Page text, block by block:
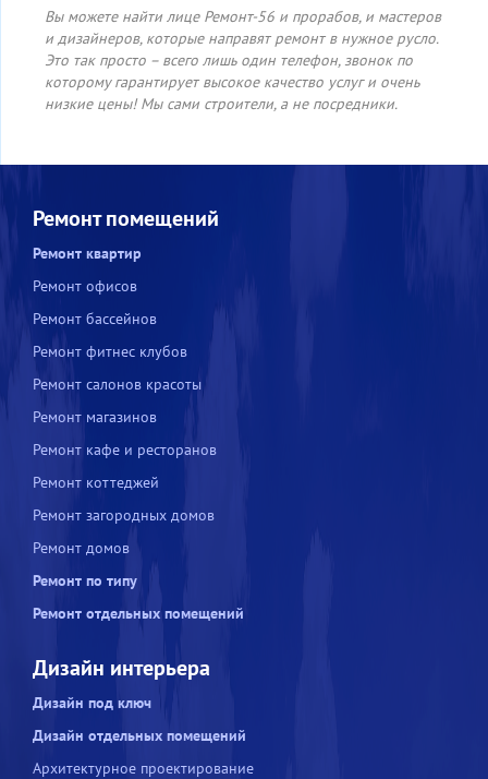
Вы можете найти лице Ремонт-56 и прорабов, и мастеров
и дизайнеров, которые направят ремонт в нужное русло.
Это так просто – всего лишь один телефон, звонок по
которому гарантирует высокое качество услуг и очень
низкие цены! Мы сами строители, а не посредники.
Ремонт помещений
Ремонт квартир
Ремонт офисов
Ремонт бассейнов
Ремонт фитнес клубов
Ремонт салонов красоты
Ремонт магазинов
Ремонт кафе и ресторанов
Ремонт коттеджей
Ремонт загородных домов
Ремонт домов
Ремонт по типу
Ремонт отдельных помещений
Дизайн интерьера
Дизайн под ключ
Дизайн отдельных помещений
Архитектурное проектирование